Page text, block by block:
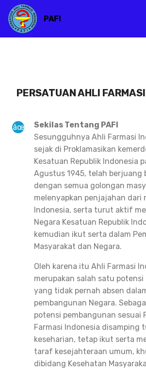
PAFI
PERSATUAN AHLI
Sekilas Tentang PAFI
Sesungguhnya Ahli Farmasi
sejak di Proklamasikan
Kesatuan Republik Indonesia
Agustus 1945, telah berjuang
dengan semua golongan
melenyapkan penjajahan dari
Indonesia, serta turut aktif
Negara Kesatuan Republik
kemudian ikut serta dalam
Masyarakat dan Negara.
Oleh karena itu Ahli Farmasi
merupakan salah satu
yang tidak pernah absen
pembangunan Negara.
potensi pembangunan sesuai
Farmasi Indonesia disamping
keseharian, tetap ikut serta
taraf kesejahteraan umum,
dibidang Kesehatan